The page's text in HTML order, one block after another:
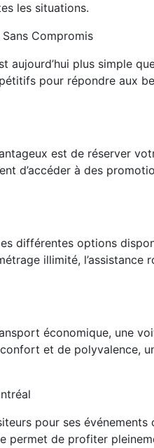
les situations.
Compromis
aujourd’hui plus simple
pour répondre aux
est de réserver
d’accéder à des
différentes options
illimité, l’assistance
économique, une
et de polyvalence,
pour ses événements
permet de profiter